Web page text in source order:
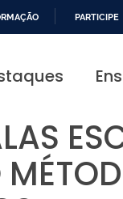
PARTICIPE